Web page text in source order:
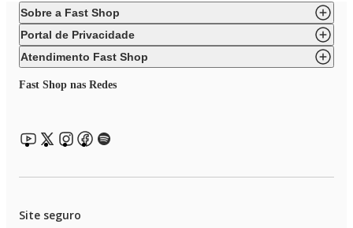
Sobre a Fast Shop
Portal de Privacidade
Atendimento Fast Shop
Fast Shop nas Redes
Site seguro